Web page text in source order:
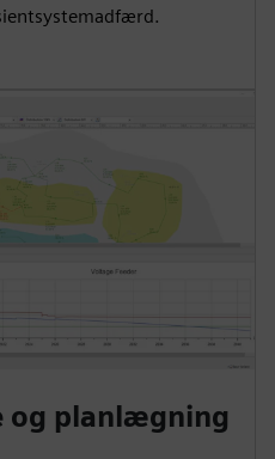
og planlægning